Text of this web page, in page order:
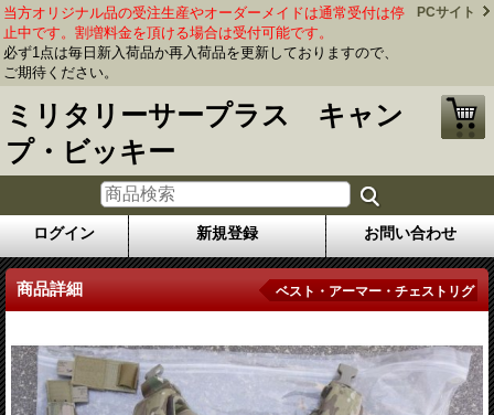
当方オリジナル品の受注生産やオーダーメイドは通常受付は停
止中です。割増料金を頂ける場合は受付可能です。
必ず1点は毎日新入荷品か再入荷品を更新しておりますので、
ご期待ください。
PCサイト
ミリタリーサープラス キャン
プ・ビッキー
ログイン 新規登録 お問い合わせ
商品詳細 ベスト・アーマー・チェストリグ